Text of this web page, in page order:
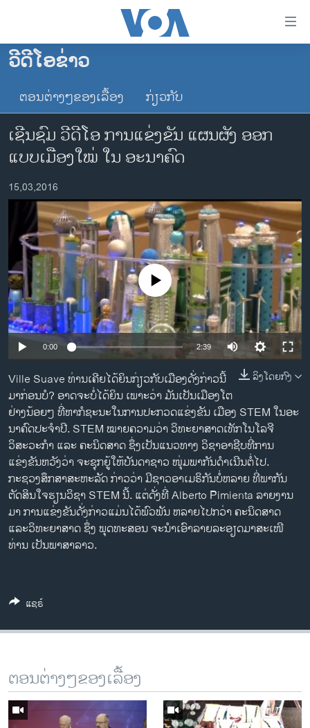
ເຂົ້າ
ຂ້າມ
ຂ້າມ
ໄປ
ຫາ
ຊອກ
ຄົ້ນ
ໂຮມເພຈ
ລາວ
ອາເມຣິກາ
ການເລືອກຕັ້ງ ປະທານາທີບໍດີ ສະຫະລັດ 2024
ໂລກ
ເອເຊຍ
ອິດສະຫຼະພາບດ້ານການຂ່າວ
ຊີວິດຊາວລາວ
ຊຸມຊົນຊາວລາວ
ວິທະຍາສາດ-ເທັກໂນໂລຈີ
ທຸລະກິດ
ພາສາອັງກິດ
ວີດີໂອ
ສຽງ
ລາຍການກະຈາຍສຽງ
ລາຍງານ
ຕິດຕາມພວກເຮົາ ທີ່
ພາສາຕ່າງໆ
ວີດີໂອຂ່າວ
ຕອນຕ່າງໆຂອງເລື້ອງ ກ່ຽວກັບ
ເຊີນຊົມ ວີດີໂອ ການແຂ່ງຂັນ ແຜນຜັງ ອອກ
ແບບເມືອງໃໝ່ ໃນ ອະນາຄົດ
15,03,2016
No media source currently available
0:00 2:39
ລິງໂດຍກົງ
Ville Suave ທ່ານ​ເຄີຍ​ໄດ້​ຍິນ​ກ່ຽວ​ກັບ​ເມືອງ​ດັ່ງກ່າວ​ນີ້
ມາ​ ກ່ອນ​ບໍ? ອາດ​ຈະບໍ່​ໄດ້​ຍິນ ​ເພາະວ່າ ​ມັນ​ເປັນ​ເມືອງ​ໂຕ​
ຢ່າງ​ ນ້ອຍໆ ທີ່​ຫາ​ກໍຊະນະໃນການ​ປະ​ກວດແຂ່ງຂັນ ​ເມືອງ​ STEM ໃນ​ອະ​
ນາ​ຄົດປະຈຳ​ປີ. STEM ໝາຍ​ຄວາມ​ວ່າ ວິທະຍາສາດ ​ເທັກ​ໂນ​ໂລ​ຈີ
ວິສະວະກຳ ແລະ​ ຄະນິດສາດ ຊຶ່ງ​ເປັນແນວທາງ ວິຊາ​ອາຊີບທີ່​ການ​
ແຂ່ງຂັນ​ຫວັງ​ວ່າ ຈະ​ຊຸກຍູ້​ໃຫ້ບັນດາ​ຊາວ ໜຸ່ມ​ພາກັນດຳເນີນຕໍ່​ໄປ​.
ກະຊວງ​ສຶກສາສະຫະລັດ ກ່າວ​ວ່າ ມີຊາວ​ອາ​ເມຣິກັນບໍ່​ຫລາຍ ທີ່​ພາ​ກັນ​
ຕັດສິນ​ໃຈ​ຮຽນ​ວິຊາ STEM ນີ້. ​ແຕ່ດັ່ງ​ທີ່​ Alberto Pimienta ລາຍ​ງານ
ມາ ການແຂ່ງຂັນດັ່ງກ່າວ ​ແມ່ນ​ໄດ້ພົວພັນ ​ຫລາຍ​ໄປ​ກວ່າ ຄະນິດສາດ
ແລະວິທະຍາສາດ ຊຶ່ງ ພຸດທະສອນ ຈະ​ນຳ​ເອົາ​ລາຍ​ລະອຽດ​ມາສະ​ເໜີ​
ທ່ານ ເປັນພາສາລາວ.
ແຊຣ໌
ຕອນຕ່າງໆຂອງເລື້ອງ